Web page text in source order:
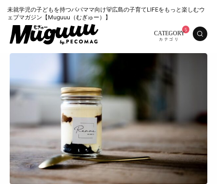
未就学児の子どもを持つパパママ向け🐻広島の子育てLIFEをもっと楽しむウ
ェブマガジン【Muguuu（むぎゅー）】
CATEGORY